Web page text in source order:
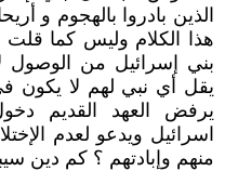
الذين بادروا بالهجوم و
هذا الكلام وليس كما قلت
بني إسرائيل من الوصول
يقل أي نبي لهم لا يكون
يرفض العهد القديم
اسرائيل ويدعو لعدم
منهم وإبادتهم ؟ كم دين